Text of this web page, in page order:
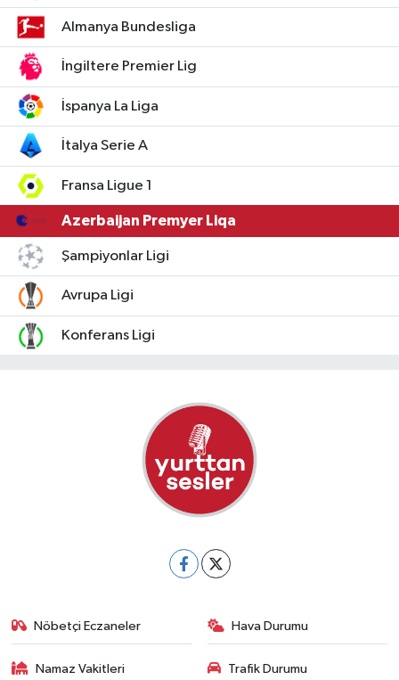
Almanya Bundesliga
İngiltere Premier Lig
İspanya La Liga
İtalya Serie A
Fransa Ligue 1
Azerbaijan Premyer Liqa
Şampiyonlar Ligi
Avrupa Ligi
Konferans Ligi
Nöbetçi Eczaneler Hava Durumu
Namaz Vakitleri Trafik Durumu